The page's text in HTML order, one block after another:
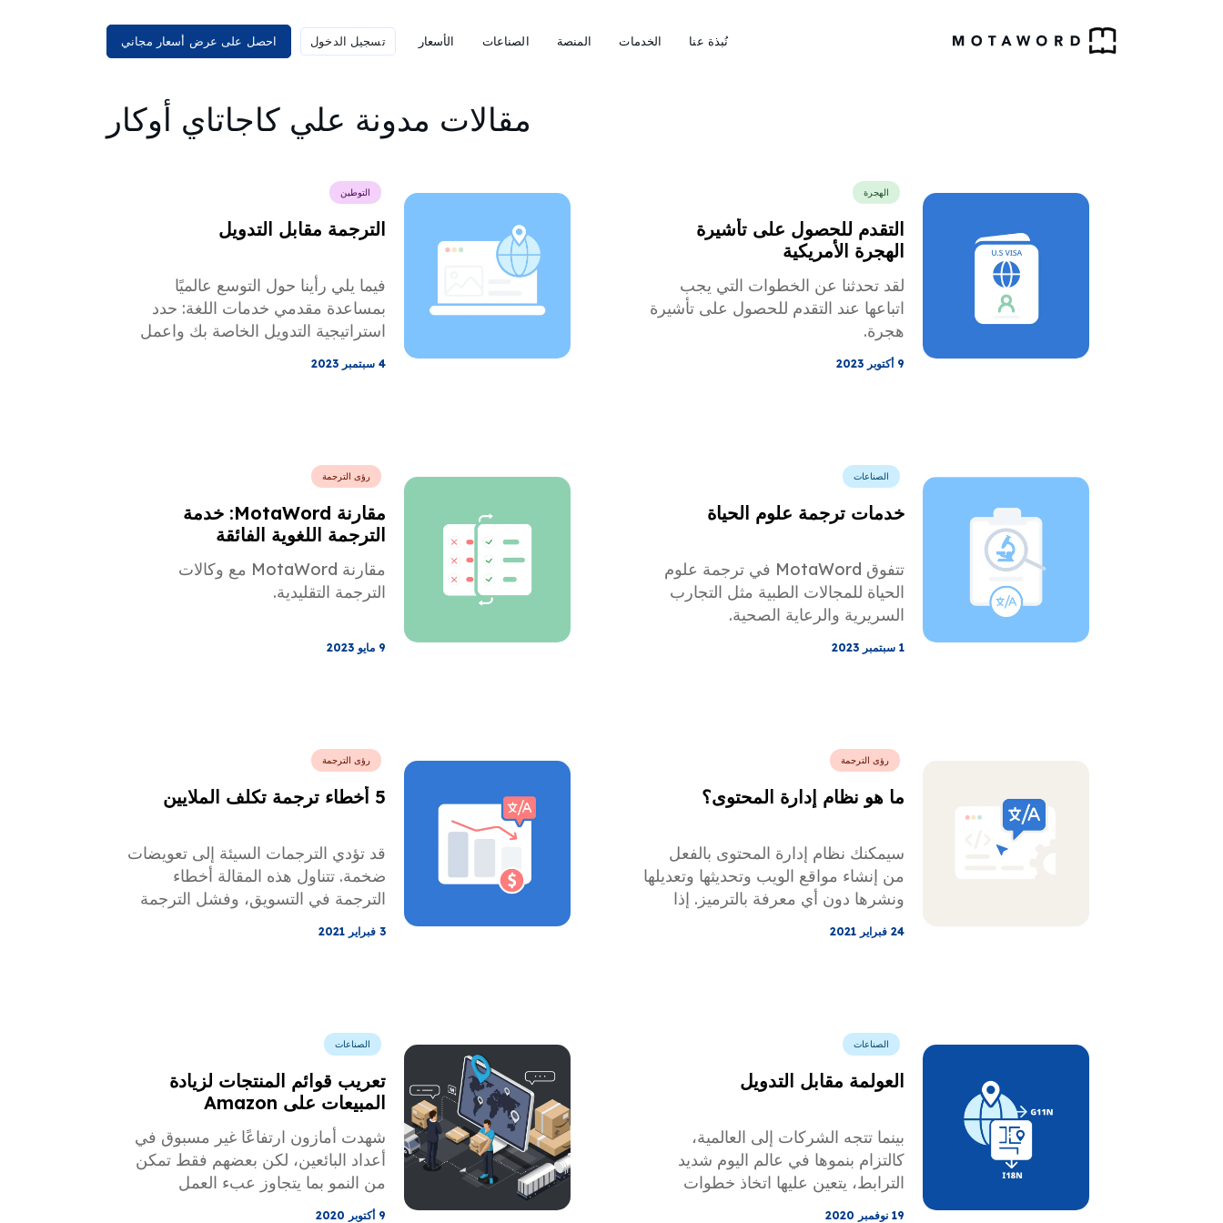
نُبذة عنا الخدمات المنصة الصناعات الأسعار تسجيل الدخول احصل على عرض أسعار مجاني
مقالات مدونة علي كاجاتاي أوكار
الهجرة
التقدم للحصول على تأشيرة
الهجرة الأمريكية
لقد تحدثنا عن الخطوات التي يجب
اتباعها عند التقدم للحصول على تأشيرة
هجرة.
9 أكتوبر 2023
التوطين
الترجمة مقابل التدويل
فيما يلي رأينا حول التوسع عالميًا
بمساعدة مقدمي خدمات اللغة: حدد
استراتيجية التدويل الخاصة بك واعمل
4 سبتمبر 2023
الصناعات
خدمات ترجمة علوم الحياة
تتفوق MotaWord في ترجمة علوم
الحياة للمجالات الطبية مثل التجارب
السريرية والرعاية الصحية.
1 سبتمبر 2023
رؤى الترجمة
مقارنة MotaWord: خدمة
الترجمة اللغوية الفائقة
مقارنة MotaWord مع وكالات
الترجمة التقليدية.
9 مايو 2023
رؤى الترجمة
ما هو نظام إدارة المحتوى؟
سيمكنك نظام إدارة المحتوى بالفعل
من إنشاء مواقع الويب وتحديثها وتعديلها
ونشرها دون أي معرفة بالترميز. إذا
كنت تريد موقعًا إلكترونيًا يعمل بشكل
جيد، فربما يجب عليك استخدام موقع
الانتقال إلى المستوى الدولي وتعريب
المحتوى الخاص بي؟ الإجابات على كل
هذه الأسئلة موجودة في هذه المقالة.
24 فبراير 2021
رؤى الترجمة
5 أخطاء ترجمة تكلف الملايين
قد تؤدي الترجمات السيئة إلى تعويضات
ضخمة. تتناول هذه المقالة أخطاء
الترجمة في التسويق، وفشل الترجمة
أخطاء ترجمة مشهورة تكلف الملايين.
3 فبراير 2021
الصناعات
العولمة مقابل التدويل
بينما تتجه الشركات إلى العالمية،
كالتزام بنموها في عالم اليوم شديد
الترابط، يتعين عليها اتخاذ خطوات
19 نوفمبر 2020
الصناعات
تعريب قوائم المنتجات لزيادة
المبيعات على Amazon
شهدت أمازون ارتفاعًا غير مسبوق في
أعداد البائعين، لكن بعضهم فقط تمكن
من النمو بما يتجاوز عبء العمل
المتوسط. نتعمق في محيط التسويق 9 أكتوبر 2020